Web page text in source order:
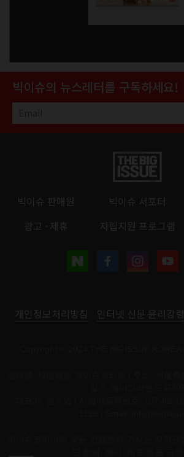
빅이슈의 뉴스레터를 구독하세요!
빅이슈 판매원 빅이슈 서포터
광고 · 제휴
자립지원 프로그램
개인정보처리방침 인터넷 신문 윤리강령